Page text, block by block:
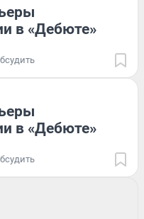
в «Дебюте»
в «Дебюте»